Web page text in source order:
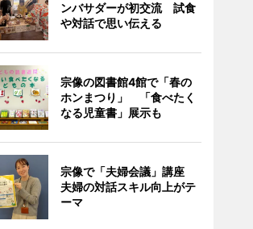
ンバサダーが初交流 試食
や対話で思い伝える
宗像の図書館4館で「春の
ホンまつり」 「食べたく
なる児童書」展示も
宗像で「夫婦会議」講座
夫婦の対話スキル向上がテ
ーマ